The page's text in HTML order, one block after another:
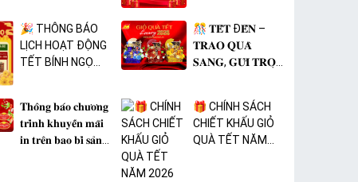
🎉 THÔNG BÁO
LỊCH HOẠT ĐỘNG
TẾT BÍNH NGỌ
🎊 𝐓𝐄̂́𝐓 Đ𝐄̂́𝐍 –
𝐓𝐑𝐀𝐎 𝐐𝐔𝐀̀
𝐒𝐀𝐍𝐆, 𝐆𝐔̛̉𝐈 𝐓𝐑𝐎̣𝐍
𝐓𝐡𝐨̂𝐧𝐠 𝐛𝐚́𝐨 𝐜𝐡𝐮̛𝐨̛𝐧𝐠
𝐭𝐫𝐢̀𝐧𝐡 𝐤𝐡𝐮𝐲𝐞̂́𝐧 𝐦𝐚̃𝐢
𝐢𝐧 𝐭𝐫𝐞̂𝐧 𝐛𝐚𝐨 𝐛𝐢̀ 𝐬𝐚̉𝐧
🎁 CHÍNH SÁCH
CHIẾT KHẤU GIỎ
QUÀ TẾT NĂM